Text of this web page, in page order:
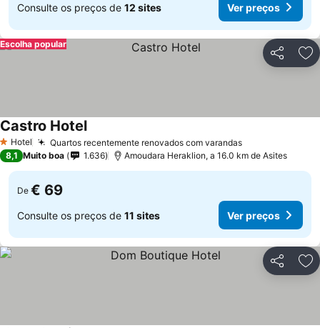
Consulte os preços de 12 sites Ver preços
Partilhar
Escolha popular
1 Estrelas
Hotel Quartos recentemente renovados com varandas
Castro Hotel
8,1 Muito boa 1.636 Amoudara Heraklion, a 16.0 km de Asites
De € 69
Consulte os preços de 11 sites Ver preços
Partilhar